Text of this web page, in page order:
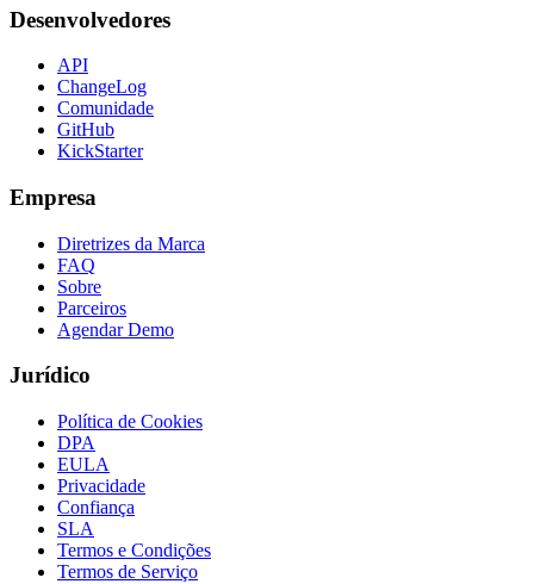
Desenvolvedores
API
ChangeLog
Comunidade
GitHub
KickStarter
Empresa
Diretrizes da Marca
FAQ
Sobre
Parceiros
Agendar Demo
Jurídico
Política de Cookies
DPA
EULA
Privacidade
Confiança
SLA
Termos e Condições
Termos de Serviço